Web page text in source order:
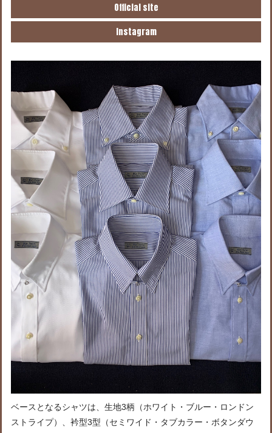
Official site
Instagram
ベースとなるシャツは、生地3柄（ホワイト・ブルー・ロンドン
ストライプ）、衿型3型（セミワイド・タブカラー・ボタンダウ